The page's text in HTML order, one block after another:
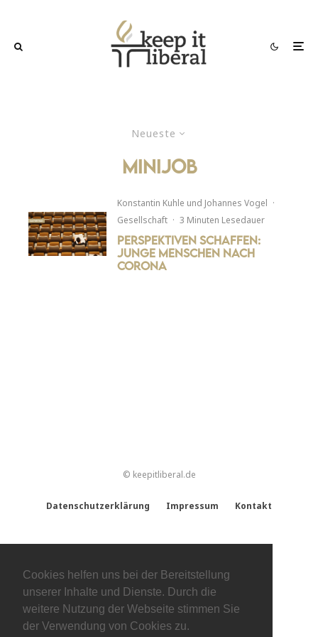
Cookies helfen uns bei der Bereitstellung
unserer Inhalte und Dienste. Durch die
weitere Nutzung der Webseite stimmen Sie
der Verwendung von Cookies zu.
Neueste
Minijob
Konstantin Kuhle und Johannes Vogel ·
Gesellschaft · 3 Minuten Lesedauer
Perspektiven schaffen:
Junge Menschen nach
Corona
© keepitliberal.de
Datenschutzerklärung Impressum Kontakt